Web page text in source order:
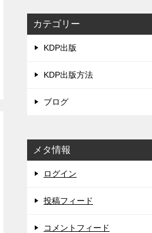
カテゴリー
KDP出版
KDP出版方法
ブログ
メタ情報
ログイン
投稿フィード
コメントフィード